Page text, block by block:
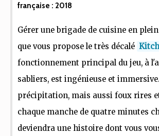
française : 2018
Gérer une brigade de cuisine en
que vous propose le très décalé
fonctionnement principal du jeu, à
sabliers, est ingénieuse et
précipitation, mais aussi foux rires
chaque manche de quatre minutes
deviendra une histoire dont vous